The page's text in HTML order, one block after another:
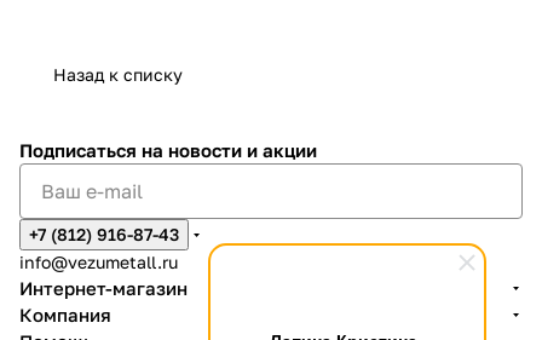
Назад к списку
Подписаться на новости и акции
+7 (812) 916-87-43
info@vezumetall.ru
Интернет-магазин
Компания